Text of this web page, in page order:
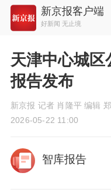
新京报客户端
好新闻 无止境
天津中心城
报告发布
新京报 记者 肖隆平 编辑
2026-05-22 11:00
智库报告